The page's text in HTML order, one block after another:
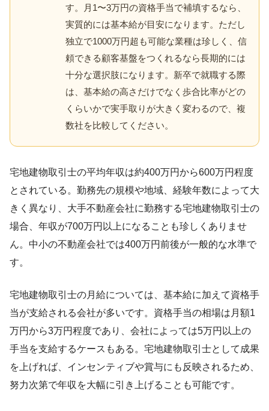
す。月1〜3万円の資格手当で補填するなら、
実質的には基本給が目安になります。ただし
独立で1000万円超も可能な業種は珍しく、信
頼できる顧客基盤をつくれるなら長期的には
十分な選択肢になります。新卒で就職する際
は、基本給の高さだけでなく歩合比率がどの
くらいかで実手取りが大きく変わるので、複
数社を比較してください。
宅地建物取引士の平均年収は約400万円から600万円程度
とされている。勤務先の規模や地域、経験年数によって大
きく異なり、大手不動産会社に勤務する宅地建物取引士の
場合、年収が700万円以上になることも珍しくありませ
ん。中小の不動産会社では400万円前後が一般的な水準で
す。
宅地建物取引士の月給については、基本給に加えて資格手
当が支給される会社が多いです。資格手当の相場は月額1
万円から3万円程度であり、会社によっては5万円以上の
手当を支給するケースもある。宅地建物取引士として成果
を上げれば、インセンティブや賞与にも反映されるため、
努力次第で年収を大幅に引き上げることも可能です。